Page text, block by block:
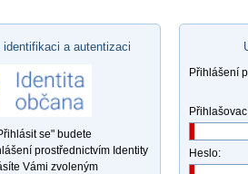
identifikaci a autentizaci
se" budete
prostřednictvím Identity
Vámi zvoleným
Přihlášení
Heslo: